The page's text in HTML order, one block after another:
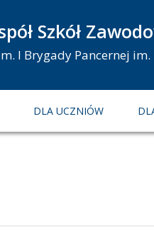
Szkół
I Brygady Pancernej
DLA UCZNIÓW